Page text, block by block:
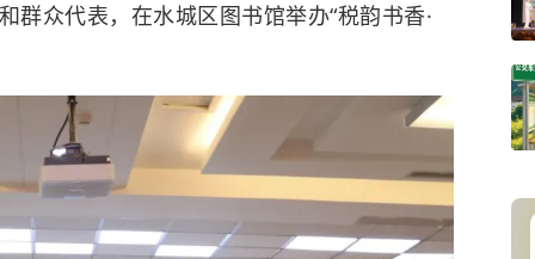
群众代表，在水城区图书馆举办“税韵书香·